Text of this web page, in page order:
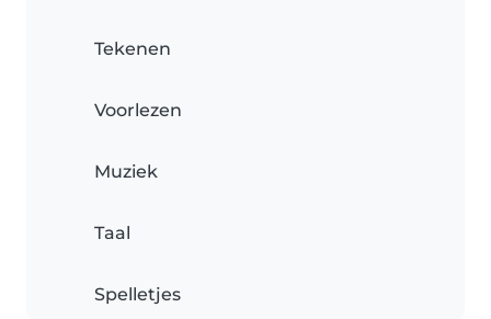
Tekenen
Voorlezen
Muziek
Taal
Spelletjes